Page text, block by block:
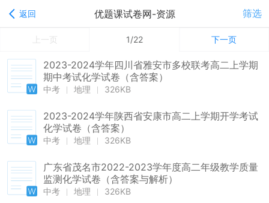
返回 优题课试卷网-资源 筛选
上一页 1/22 下一页
2023-2024学年四川省雅安市多校联考高二上学期
期中考试化学试卷（含答案）
中考 地理 326KB
2023-2024学年陕西省安康市高二上学期开学考试
化学试卷（含答案）
中考 地理 326KB
广东省茂名市2022-2023学年度高二年级教学质量
监测化学试卷（含答案与解析）
中考 地理 326KB